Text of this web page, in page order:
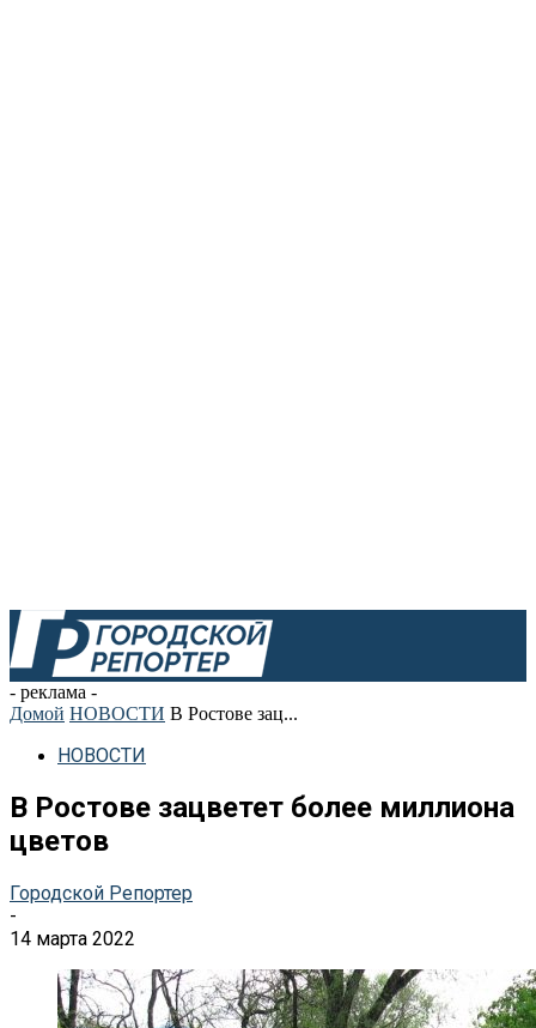
- реклама -
Домой НОВОСТИ В Ростове зац...
НОВОСТИ
В Ростове зацветет более миллиона
цветов
Городской Репортер
-
14 марта 2022